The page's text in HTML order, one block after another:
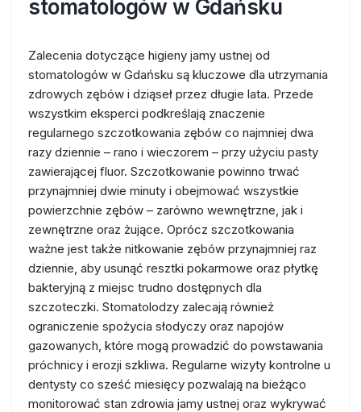
stomatologów w Gdańsku
Zalecenia dotyczące higieny jamy ustnej od
stomatologów w Gdańsku są kluczowe dla utrzymania
zdrowych zębów i dziąseł przez długie lata. Przede
wszystkim eksperci podkreślają znaczenie
regularnego szczotkowania zębów co najmniej dwa
razy dziennie – rano i wieczorem – przy użyciu pasty
zawierającej fluor. Szczotkowanie powinno trwać
przynajmniej dwie minuty i obejmować wszystkie
powierzchnie zębów – zarówno wewnętrzne, jak i
zewnętrzne oraz żujące. Oprócz szczotkowania
ważne jest także nitkowanie zębów przynajmniej raz
dziennie, aby usunąć resztki pokarmowe oraz płytkę
bakteryjną z miejsc trudno dostępnych dla
szczoteczki. Stomatolodzy zalecają również
ograniczenie spożycia słodyczy oraz napojów
gazowanych, które mogą prowadzić do powstawania
próchnicy i erozji szkliwa. Regularne wizyty kontrolne u
dentysty co sześć miesięcy pozwalają na bieżąco
monitorować stan zdrowia jamy ustnej oraz wykrywać